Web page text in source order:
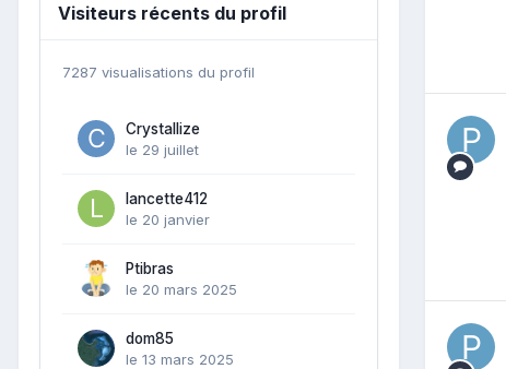
Visiteurs récents du profil
7287 visualisations du profil
Crystallize
le 29 juillet
lancette412
le 20 janvier
Ptibras
le 20 mars 2025
dom85
le 13 mars 2025